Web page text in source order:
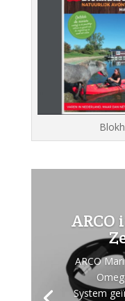
ARCO
System